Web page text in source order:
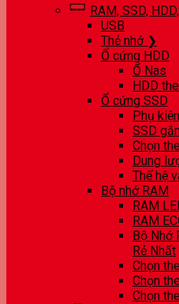
RAM, SSD,
USB
Thẻ nhớ ❯
Ổ cứng HDD
Ổ Nas
HDD
Ổ cứng SSD
Phụ
SSD
Chọn
Dung
Thế hệ
Bộ nhớ RAM
RAM
RAM
Bộ Nhớ
Rẻ Nhất
Chọn
Chọn
Chọn